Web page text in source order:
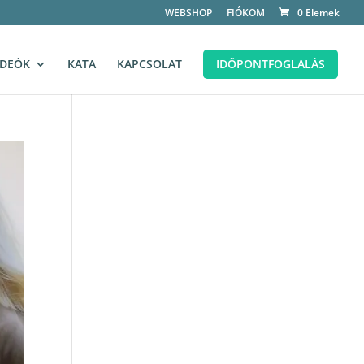
WEBSHOP FIÓKOM 0 Elemek
KATA KAPCSOLAT IDŐPONTFOGLALÁS